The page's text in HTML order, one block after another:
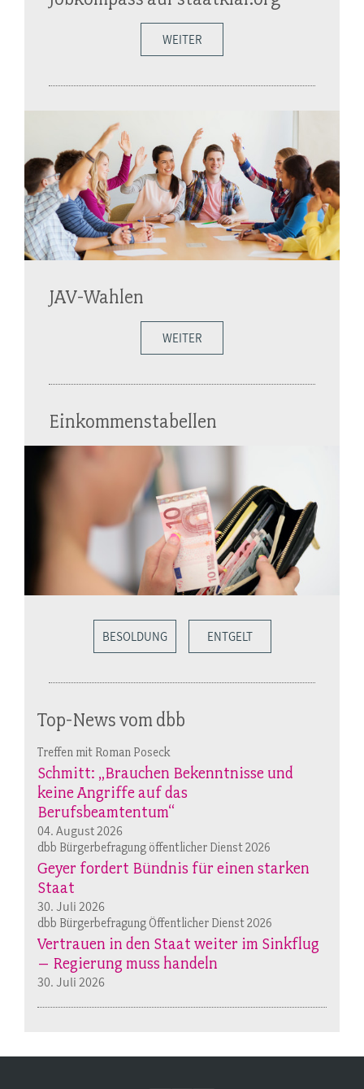
WEITER
JAV-Wahlen
WEITER
Einkommenstabellen
BESOLDUNG ENTGELT
Top-News vom dbb
Treffen mit Roman Poseck
Schmitt: „Brauchen Bekenntnisse und
keine Angriffe auf das
Berufsbeamtentum“
04. August 2026
dbb Bürgerbefragung öffentlicher Dienst 2026
Geyer fordert Bündnis für einen starken
Staat
30. Juli 2026
dbb Bürgerbefragung Öffentlicher Dienst 2026
Vertrauen in den Staat weiter im Sinkflug
– Regierung muss handeln
30. Juli 2026